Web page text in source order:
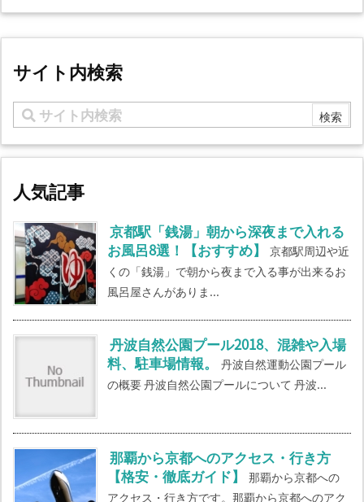
サイト内検索
人気記事
京都駅「銭湯」朝から深夜まで入れる
お風呂8選！【おすすめ】
京都駅周辺や近
くの「銭湯」で朝から夜まで入る事が出来るお
風呂屋さんがありま...
丹波自然公園プール2018、混雑や入場
料、駐車場情報。
丹波自然運動公園プール
の概要 丹波自然公園プールについて 丹波...
那覇から京都へのアクセス・行き方
【格安・徹底ガイド】
那覇から京都への
アクセス・行き方です。那覇から京都へのアク